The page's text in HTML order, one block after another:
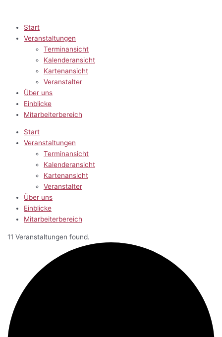
springenStart
Veranstaltungen
Terminansicht
Kalenderansicht
Kartenansicht
Veranstalter
Über uns
Einblicke
Mitarbeiterbereich
Start
Veranstaltungen
Terminansicht
Kalenderansicht
Kartenansicht
Veranstalter
Über uns
Einblicke
Mitarbeiterbereich
11 Veranstaltungen found.